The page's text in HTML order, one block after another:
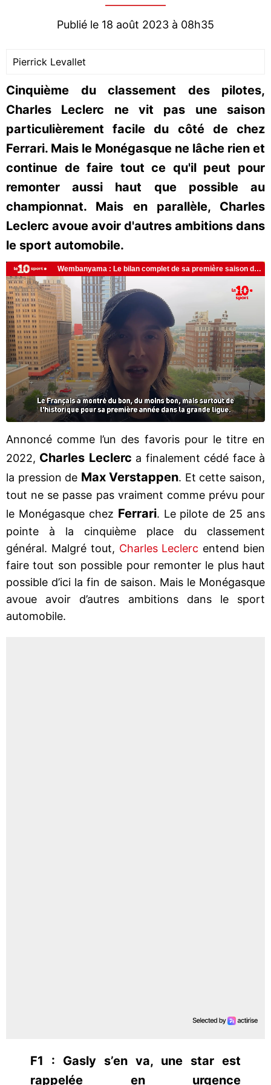
Publié le 18 août 2023 à 08h35
Pierrick Levallet
Cinquième du classement des pilotes,
Charles Leclerc ne vit pas une saison
particulièrement facile du côté de chez
Ferrari. Mais le Monégasque ne lâche rien et
continue de faire tout ce qu'il peut pour
remonter aussi haut que possible au
championnat. Mais en parallèle, Charles
Leclerc avoue avoir d'autres ambitions dans
le sport automobile.
Annoncé comme l’un des favoris pour le titre en
2022, Charles Leclerc a finalement cédé face à
la pression de Max Verstappen. Et cette saison,
tout ne se passe pas vraiment comme prévu pour
le Monégasque chez Ferrari. Le pilote de 25 ans
pointe à la cinquième place du classement
général. Malgré tout, Charles Leclerc entend bien
faire tout son possible pour remonter le plus haut
possible d’ici la fin de saison. Mais le Monégasque
avoue avoir d’autres ambitions dans le sport
automobile.
F1 : Gasly s’en va, une star est
rappelée en urgence